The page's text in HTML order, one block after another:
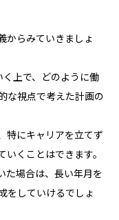
からみていきましょ
上で、どのように働
な視点で考えた計画の
特にキャリアを立てず
くことはできます。
た場合は、長い年月を
をしていけるでしょ